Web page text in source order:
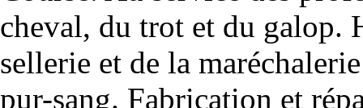
cheval, du trot et du galop.
sellerie et de la
pur-sang. Fabrication et